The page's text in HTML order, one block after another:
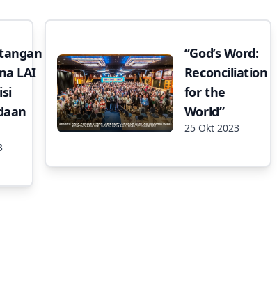
LAI
“God’s Word:
Reconciliation
for the
World”
25 Okt 2023